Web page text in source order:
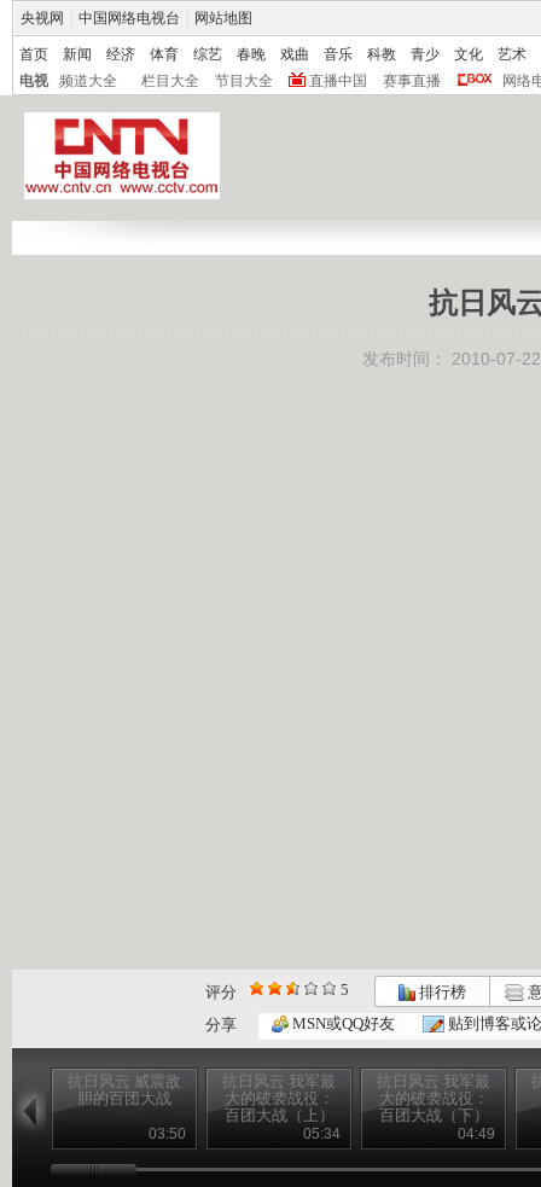
央视网 中国网络电视台 网站地图
首页 新闻 经济 体育 综艺 春晚 戏曲 音乐 科教 青少 文化
艺术
电视
频道大全 栏目大全 节目大全 直播中国 赛事直播 网络
抗日风
发布时间： 2010-07-
评分 5 排行榜
分享
MSN或QQ好友 贴到博客或
抗日风云 威震敌
胆的百团大战
03:50
抗日风云 我军最
大的破袭战役：
百团大战（上）
05:34
抗日风云 我军最
大的破袭战役：
百团大战（下）
04:49